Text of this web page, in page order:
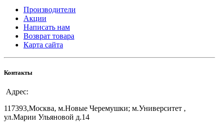
Производители
Акции
Написать нам
Возврат товара
Карта сайта
Контакты
Адрес:
117393,Москва, м.Новые Черемушки; м.Университет ,
ул.Марии Ульяновой д.14